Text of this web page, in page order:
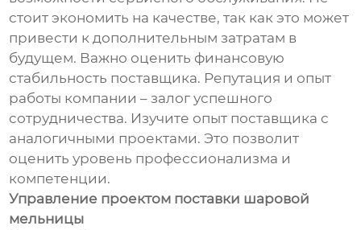
стоит экономить на качестве, так как это может
привести к дополнительным затратам в
будущем. Важно оценить финансовую
стабильность поставщика. Репутация и опыт
работы компании – залог успешного
сотрудничества. Изучите опыт поставщика с
аналогичными проектами. Это позволит
оценить уровень профессионализма и
компетенции.
Управление проектом поставки шаровой
мельницы